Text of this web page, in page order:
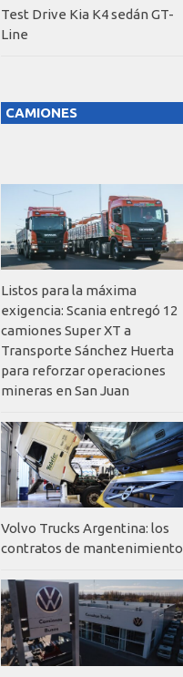
Test Drive Kia K4 sedán GT-
Line
CAMIONES
Listos para la máxima
exigencia: Scania entregó 12
camiones Super XT a
Transporte Sánchez Huerta
para reforzar operaciones
mineras en San Juan
Volvo Trucks Argentina: los
contratos de mantenimiento